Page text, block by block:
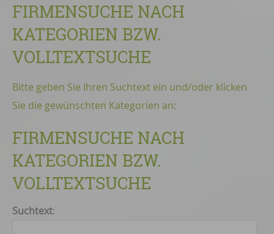
FIRMENSUCHE NACH
KATEGORIEN BZW.
VOLLTEXTSUCHE
Bitte geben Sie Ihren Suchtext ein und/oder klicken
Sie die gewünschten Kategorien an:
FIRMENSUCHE NACH
KATEGORIEN BZW.
VOLLTEXTSUCHE
Suchtext: